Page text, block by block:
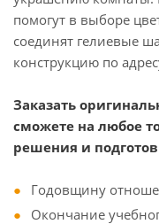
помогут в выборе
соединят гелиевые
конструкцию по
Заказать
сможете на любое
решения и
Годовщину
Окончание